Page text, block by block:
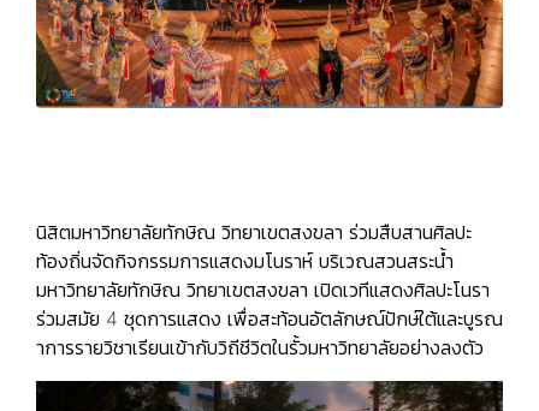
นิสิตมหาวิทยาลัยทักษิณ วิทยาเขตสงขลา ร่วมสืบสานศิลปะ
ท้องถิ่นจัดกิจกรรมการแสดงมโนราห์ บริเวณสวนสระน้ำ
มหาวิทยาลัยทักษิณ วิทยาเขตสงขลา เปิดเวทีแสดงศิลปะโนรา
ร่วมสมัย 4 ชุดการแสดง เพื่อสะท้อนอัตลักษณ์ปักษ์ใต้และบูรณ
าการรายวิชาเรียนเข้ากับวิถีชีวิตในรั้วมหาวิทยาลัยอย่างลงตัว